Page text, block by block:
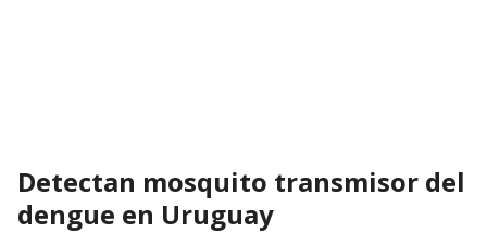
Detectan mosquito transmisor del
dengue en Uruguay